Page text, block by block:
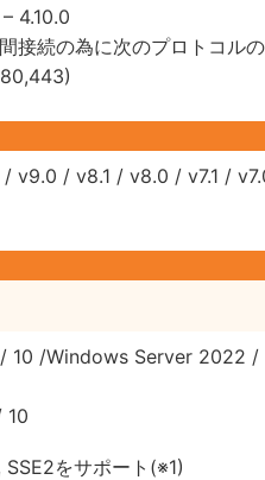
4.10.0
接続の為に次のプロトコル
v9.0 / v8.1 / v8.0 / v7.1 /
10 /Windows Server 2022
10
をサポート(※1)